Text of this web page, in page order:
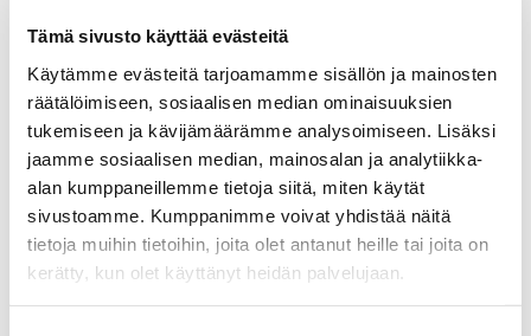
Tämä sivusto käyttää evästeitä
Käytämme evästeitä tarjoamamme sisällön ja mainosten
räätälöimiseen, sosiaalisen median ominaisuuksien
tukemiseen ja kävijämäärämme analysoimiseen. Lisäksi
jaamme sosiaalisen median, mainosalan ja analytiikka-
alan kumppaneillemme tietoja siitä, miten käytät
sivustoamme. Kumppanimme voivat yhdistää näitä
tietoja muihin tietoihin, joita olet antanut heille tai joita on
kerätty, kun olet käyttänyt heidän palvelujaan.
Voimavarasuuntainen kehontutkimus ja fysioterapia
(2015)
Ratkaisukeskeinen neuropsykiatrinen valmentaja
(2018)
Tanssi- liiketerapian erikoistumisopinnot1 ( 2019)
Trauma kehossa ja keho trauman hoidossa (2021)
Ratkaisukeskeinen taideterapian ohjaaja (2023)
Zones of regulation